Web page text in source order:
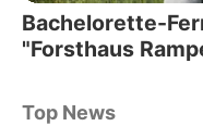
Bachelorette-
"Forsthaus
Top News